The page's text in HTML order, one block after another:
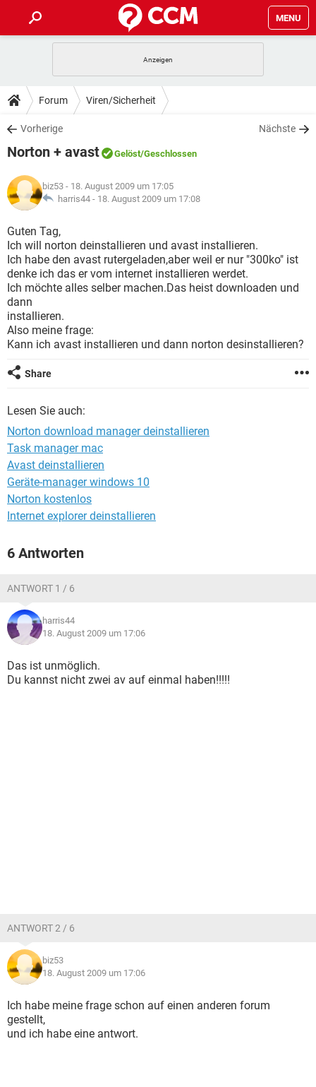
MENU
ANDROID
WINDOWS 10
WHATSAPP TIKTOK
FACEBOOK
TIPPS & TRICKS
SPIELE
WHATSAPP TIKTOK
FACEBOOK
DOWNLOADS
SPIELE STREAMING
ANDROID
WINDOWS 10 INSTAGRAM
WHATSAPP
FACEBOOK HARDWARE
SPIELE STREAMING
ANDROID
WINDOWS 10
WHATSAPP TIKTOK
FACEBOOK HARDWARE
LEXIKON
SPIELE
ANDROID IOS
WINDOWS 10 INSTAGRAM
FACEBOOK
Forum Viren/Sicherheit
Vorherige Nächste
Norton + avast Gelöst/Geschlossen
biz53 - 18. August 2009 um 17:05
harris44 - 18. August 2009 um 17:08
Guten Tag,
Ich will norton deinstallieren und avast installieren.
Ich habe den avast rutergeladen,aber weil er nur "300ko" ist
denke ich das er vom internet installieren werdet.
Ich möchte alles selber machen.Das heist downloaden und
dann
installieren.
Also meine frage:
Kann ich avast installieren und dann norton desinstallieren?
Share
Lesen Sie auch:
Norton download manager deinstallieren
Task manager mac
Avast deinstallieren
Geräte-manager windows 10
Norton kostenlos
Internet explorer deinstallieren
6 Antworten
ANTWORT 1 / 6
harris44
18. August 2009 um 17:06
Das ist unmöglich.
Du kannst nicht zwei av auf einmal haben!!!!!
ANTWORT 2 / 6
biz53
18. August 2009 um 17:06
Ich habe meine frage schon auf einen anderen forum
gestellt,
und ich habe eine antwort.